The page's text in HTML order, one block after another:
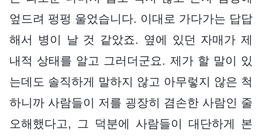
엎드려 펑펑 울었습니다. 이대로 가다가는 답답
해서 병이 날 것 같았죠. 옆에 있던 자매가 제
내적 상태를 알고 그러더군요. 제가 할 말이 있
는데도 솔직하게 말하지 않고 아무렇지 않은 척
하니까 사람들이 저를 굉장히 겸손한 사람인 줄
오해했다고, 그 덕분에 사람들이 대단하게 본